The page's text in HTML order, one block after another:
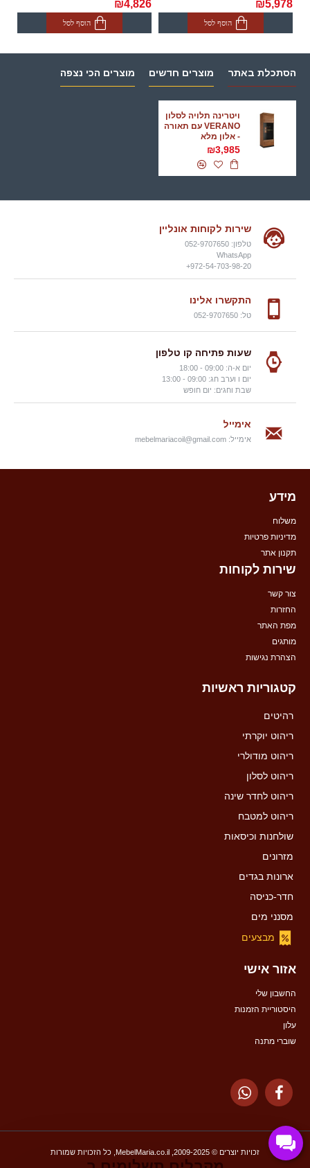
₪5,978
הוסף לסל
₪4,826
הוסף לסל
הסתכלת באתר מוצרים חדשים מוצרים הכי נצפה
ויטרינה תלויה לסלון
VERANO עם תאורה
- אלון מלא
₪3,985
שירות לקוחות אונליין
טלפון: 052-9707650
WhatsApp
972-54-703-98-20+
התקשרו אלינו
טל: 052-9707650
שעות פתיחה קו טלפון
יום א-ה: 09:00 - 18:00
יום ו וערב חג: 09:00 - 13:00
שבת וחגים: יום חופש
אימייל
אימייל: mebelmariacoil@gmail.com
מידע
משלוח
מדיניות פרטיות
תקנון אתר
שירות לקוחות
צור קשר
החזרות
מפת האתר
מותגים
הצהרת נגישות
קטגוריות ראשיות
רהיטים
ריהוט יוקרתי
ריהוט מודולרי
ריהוט לסלון
ריהוט לחדר שינה
ריהוט למטבח
שולחנות וכיסאות
מזרונים
ארונות בגדים
חדר-כניסה
מסנני מים
מבצעים
אזור אישי
החשבון שלי
היסטוריית הזמנות
עלון
שוברי מתנה
זכויות יוצרים © 2009-2025, MebelMaria.co.il, כל הזכויות שמורות